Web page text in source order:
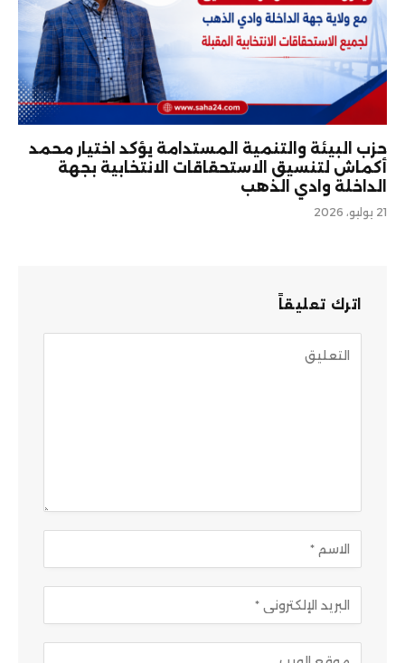
حزب البيئة والتنمية المستدامة يؤكد اختيار محمد
أكماش لتنسيق الاستحقاقات الانتخابية بجهة
الداخلة وادي الذهب
21 يوليو، 2026
اترك تعليقاً